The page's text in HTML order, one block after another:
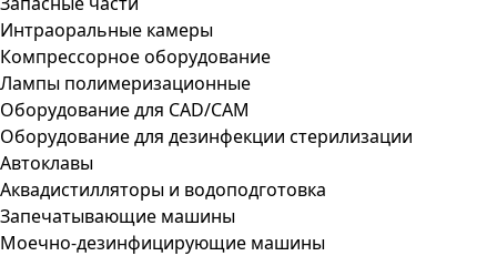
Интраоральные камеры
Компрессорное оборудование
Лампы полимеризационные
Оборудование для CAD/CAM
Оборудование для дезинфекции стерилизации
Автоклавы
Аквадистилляторы и водоподготовка
Запечатывающие машины
Моечно-дезинфицирующие машины